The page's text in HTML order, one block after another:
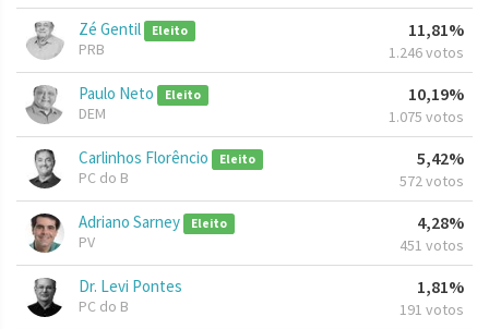
Zé Gentil Eleito
PRB
11,81%
1.246 votos
Paulo Neto Eleito
DEM
10,19%
1.075 votos
Carlinhos Florêncio Eleito
PC do B
5,42%
572 votos
Adriano Sarney Eleito
PV
4,28%
451 votos
Dr. Levi Pontes
PC do B
1,81%
191 votos